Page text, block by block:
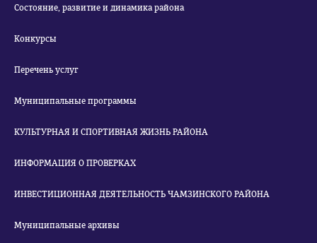
Состояние, развитие и динамика района
Конкурсы
Перечень услуг
Муниципальные программы
КУЛЬТУРНАЯ И СПОРТИВНАЯ ЖИЗНЬ РАЙОНА
ИНФОРМАЦИЯ О ПРОВЕРКАХ
ИНВЕСТИЦИОННАЯ ДЕЯТЕЛЬНОСТЬ ЧАМЗИНСКОГО РАЙОНА
Муниципальные архивы